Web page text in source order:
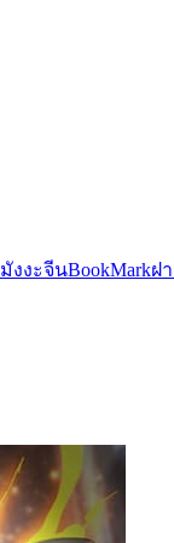
มังงะจีนBookMarkฝ